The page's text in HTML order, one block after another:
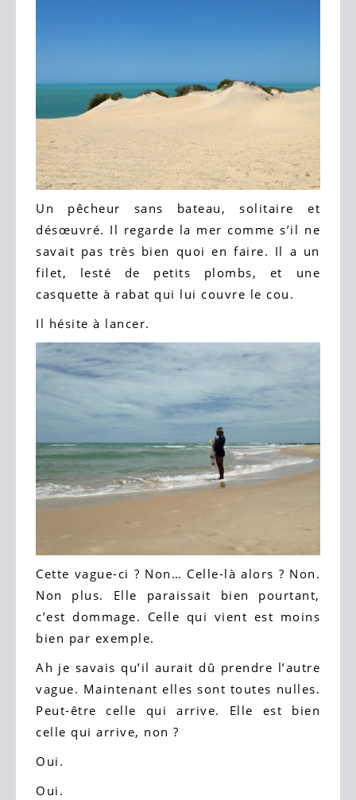
Un pêcheur sans bateau, solitaire et
désœuvré. Il regarde la mer comme s’il ne
savait pas très bien quoi en faire. Il a un
filet, lesté de petits plombs, et une
casquette à rabat qui lui couvre le cou.
Il hésite à lancer.
Cette vague-ci ? Non… Celle-là alors ? Non.
Non plus. Elle paraissait bien pourtant,
c’est dommage. Celle qui vient est moins
bien par exemple.
Ah je savais qu’il aurait dû prendre l’autre
vague. Maintenant elles sont toutes nulles.
Peut-être celle qui arrive. Elle est bien
celle qui arrive, non ?
Oui.
Oui.